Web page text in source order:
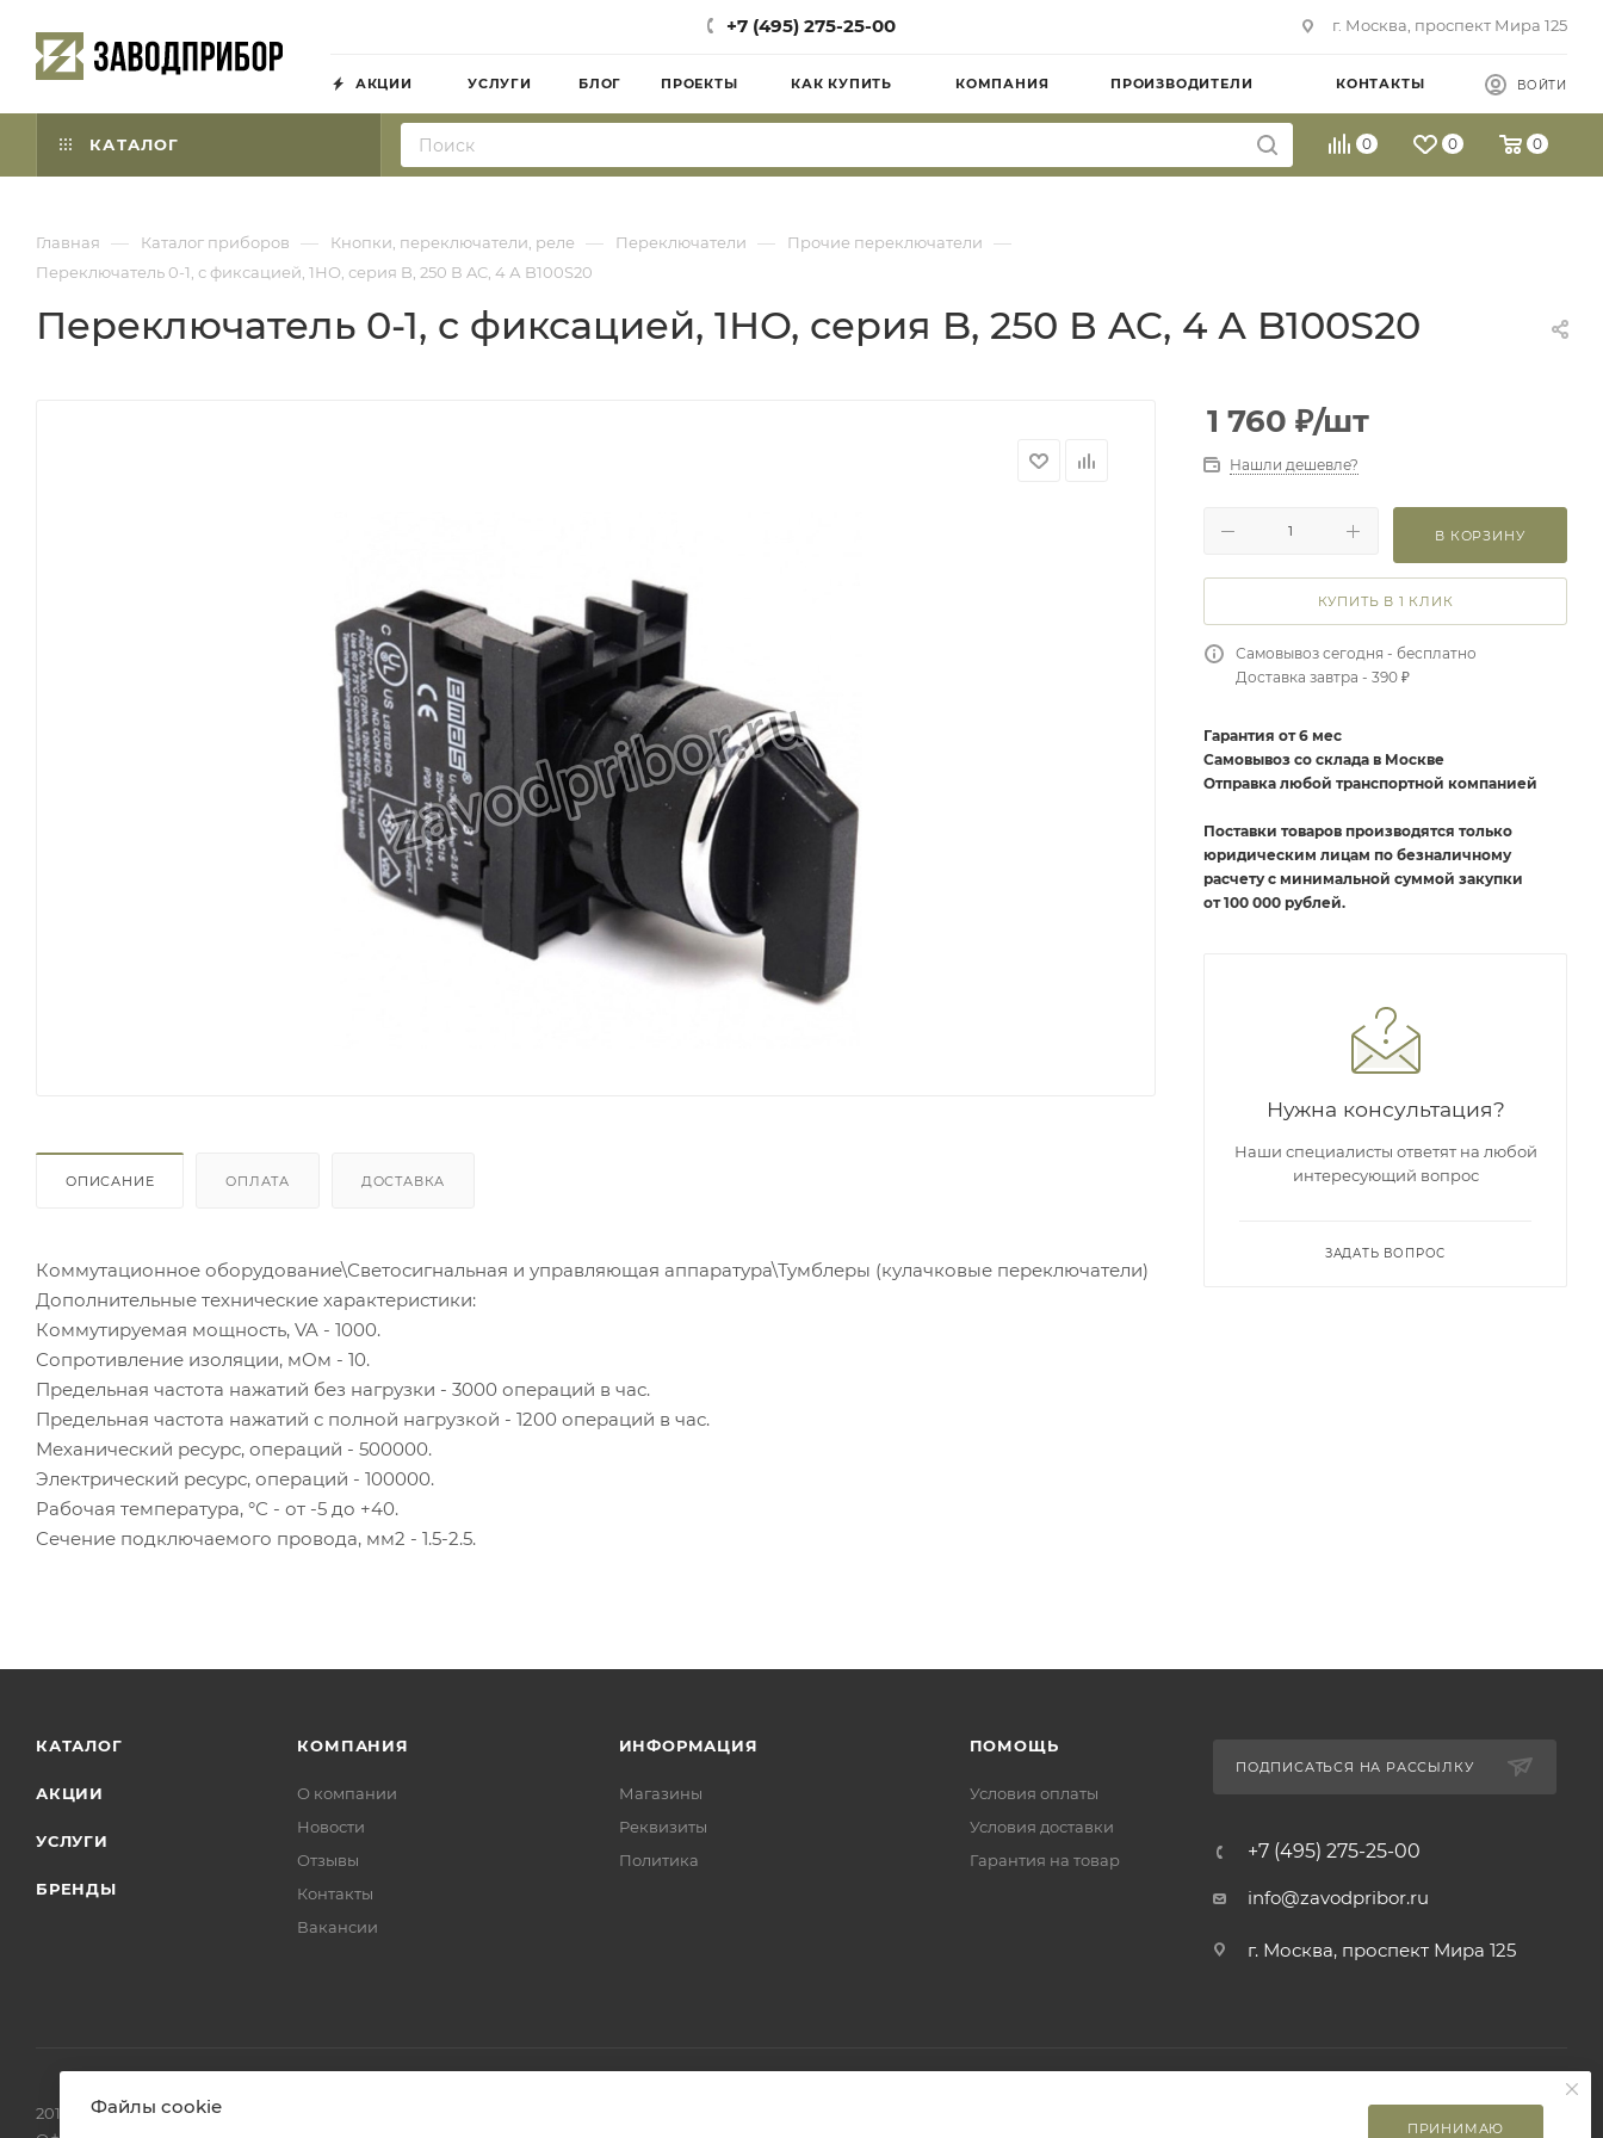
+7 (495) 275-25-00 г. Москва, проспект Мира 125
АКЦИИ УСЛУГИ БЛОГ ПРОЕКТЫ КАК КУПИТЬ КОМПАНИЯ ПРОИЗВОДИТЕЛИ КОНТАКТЫ ВОЙТИ
КАТАЛОГ 0 0 0
Главная — Каталог приборов — Кнопки, переключатели, реле — Переключатели — Прочие переключатели —
Переключатель 0-1, с фиксацией, 1НО, серия B, 250 В AC, 4 А B100S20
Переключатель 0-1, с фиксацией, 1НО, серия B, 250 В AC, 4 А B100S20
ОПИСАНИЕ ОПЛАТА ДОСТАВКА
Коммутационное оборудование\Светосигнальная и управляющая аппаратура\Тумблеры (кулачковые переключатели)
Дополнительные технические характеристики:
Коммутируемая мощность, VA - 1000.
Сопротивление изоляции, мОм - 10.
Предельная частота нажатий без нагрузки - 3000 операций в час.
Предельная частота нажатий с полной нагрузкой - 1200 операций в час.
Механический ресурс, операций - 500000.
Электрический ресурс, операций - 100000.
Рабочая температура, °С - от -5 до +40.
Сечение подключаемого провода, мм2 - 1.5-2.5.
1 760 ₽/шт
Нашли дешевле?
В КОРЗИНУ
КУПИТЬ В 1 КЛИК
Самовывоз сегодня - бесплатно
Доставка завтра - 390 ₽
Гарантия от 6 мес
Самовывоз со склада в Москве
Отправка любой транспортной компанией
Поставки товаров производятся только
юридическим лицам по безналичному
расчету с минимальной суммой закупки
от 100 000 рублей.
Нужна консультация?
Наши специалисты ответят на любой
интересующий вопрос
ЗАДАТЬ ВОПРОС
КАТАЛОГ
АКЦИИ
УСЛУГИ
БРЕНДЫ
КОМПАНИЯ
О компании
Новости
Отзывы
Контакты
Вакансии
ИНФОРМАЦИЯ
Магазины
Реквизиты
Политика
ПОМОЩЬ
Условия оплаты
Условия доставки
Гарантия на товар
ПОДПИСАТЬСЯ НА РАССЫЛКУ
+7 (495) 275-25-00
info@zavodpribor.ru
г. Москва, проспект Мира 125
2016-2026 © ЗаводПрибор - Измерительные приборы
Файлы cookie
ПРИНИМАЮ